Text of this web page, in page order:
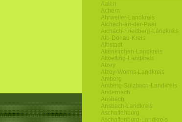
Aalen
Achern
Ahrweiler-Landkreis
Aichach-an-der-Paar
Aichach-Friedberg-Landkreis
Alb-Donau-Kreis
Albstadt
Altenkirchen-Landkreis
Altoetting-Landkreis
Alzey
Alzey-Worms-Landkreis
Amberg
Amberg-Sulzbach-Landkreis
Andernach
Ansbach
Ansbach-Landkreis
Aschaffenburg
Aschaffenburg-Landkreis